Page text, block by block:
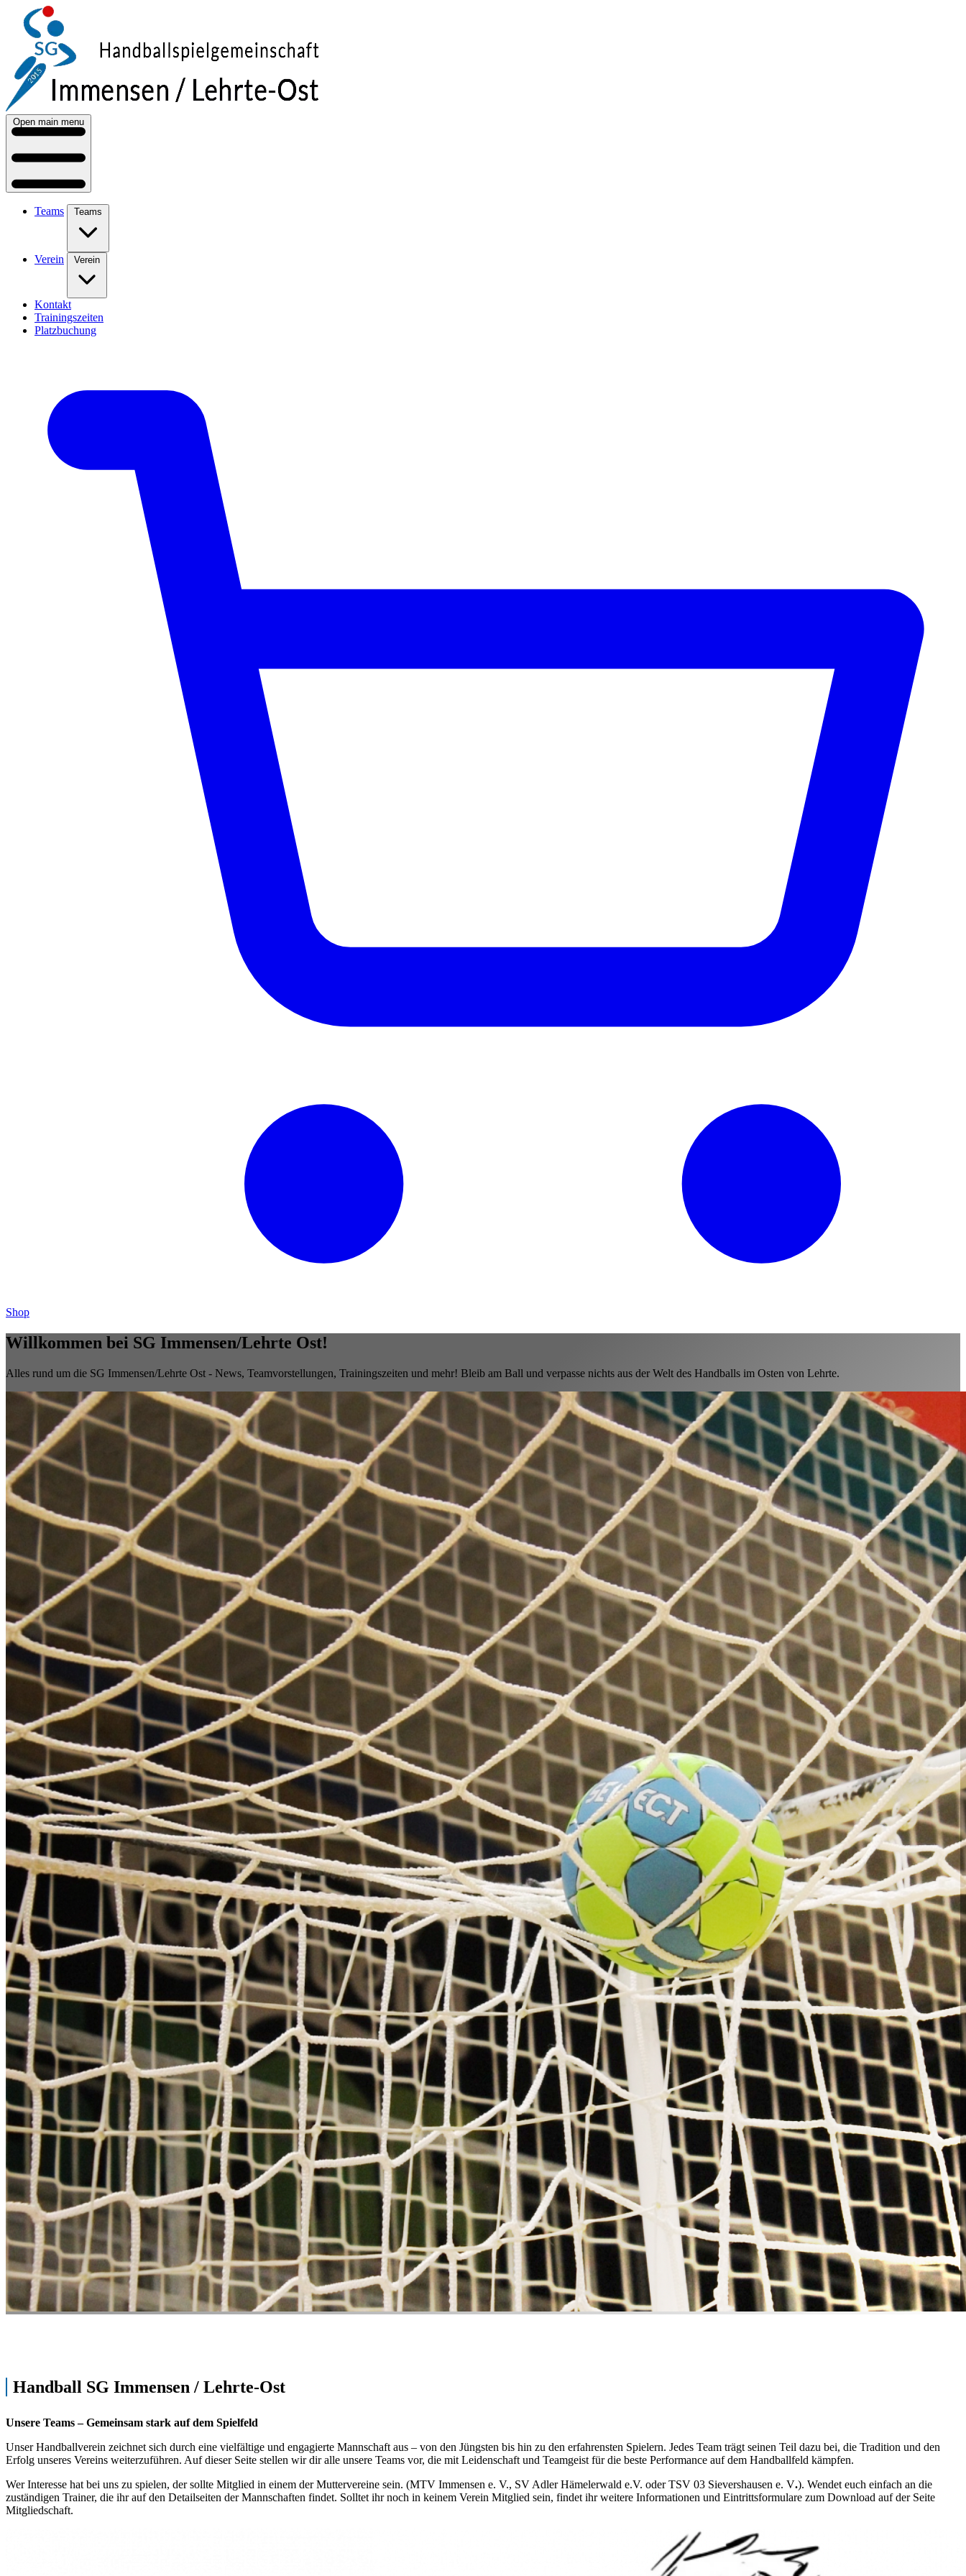
Open main menu
Teams Teams
Verein Verein
Kontakt
Trainingszeiten
Platzbuchung
Shop
Willkommen bei SG Immensen/Lehrte Ost!
Alles rund um die SG Immensen/Lehrte Ost - News, Teamvorstellungen, Trainingszeiten und mehr! Bleib am Ball und verpasse nichts aus der Welt des Handballs im Osten von Lehrte.
Handball SG Immensen / Lehrte-Ost
Unsere Teams – Gemeinsam stark auf dem Spielfeld
Unser Handballverein zeichnet sich durch eine vielfältige und engagierte Mannschaft aus – von den Jüngsten bis hin zu den erfahrensten Spielern. Jedes Team trägt seinen Teil dazu bei, die Tradition und den
Erfolg unseres Vereins weiterzuführen. Auf dieser Seite stellen wir dir alle unsere Teams vor, die mit Leidenschaft und Teamgeist für die beste Performance auf dem Handballfeld kämpfen.
Wer Interesse hat bei uns zu spielen, der sollte Mitglied in einem der Muttervereine sein. (MTV Immensen e. V., SV Adler Hämelerwald e.V. oder TSV 03 Sievershausen e. V.). Wendet euch einfach an die
zuständigen Trainer, die ihr auf den Detailseiten der Mannschaften findet. Solltet ihr noch in keinem Verein Mitglied sein, findet ihr weitere Informationen und Eintrittsformulare zum Download auf der Seite
Mitgliedschaft.